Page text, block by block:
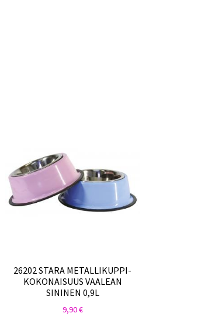
26202 STARA METALLIKUPPI-
KOKONAISUUS VAALEAN
SININEN 0,9L
9,90€